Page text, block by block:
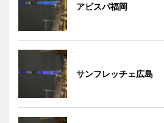
アビスパ福岡
サンフレッチェ広島